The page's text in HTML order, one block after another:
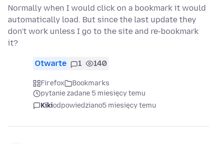
Normally when I would click on a bookmark it would
automatically load. But since the last update they
don't work unless I go to the site and re-bookmark
it?
Otwarte 1 140
Firefox
Bookmarks
pytanie zadane 5 miesięcy temu
Kikiodpowiedziano5 miesięcy temu